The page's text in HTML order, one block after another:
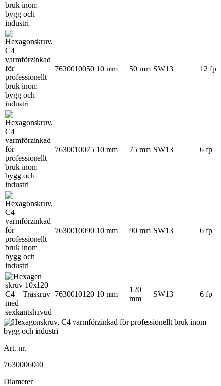
7630010050 10 mm 50 mm SW13 12 fp
7630010075 10 mm 75 mm SW13 6 fp
7630010090 10 mm 90 mm SW13 6 fp
7630010120 10 mm
120
mm
SW13 6 fp
Art. nr.
7630006040
Diameter